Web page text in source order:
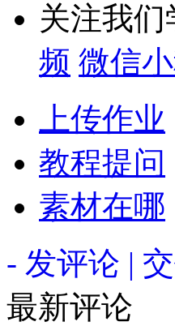
关注我
频 微信
上传作业
教程提问
素材在哪
- 发评论 |
最新评论